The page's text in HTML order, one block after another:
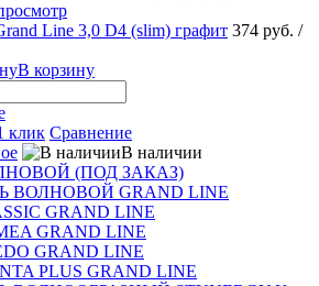
Line 3,0 D4 (slim) графит 374 руб. /
В корзину
клик Сравнение
В наличии
(ПОД ЗАКАЗ)
ВОЛНОВОЙ GRAND LINE
GRAND LINE
GRAND LINE
GRAND LINE
PLUS GRAND LINE